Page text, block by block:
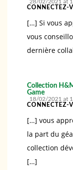
28/02/2021 at
CONNECTEZ-
[…] Si vous
vous
dernière
Collection
Game
18/02/2021 at
CONNECTEZ-
[…] vous
la part du
collection
[…]